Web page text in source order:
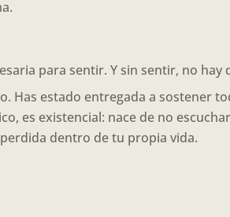
para sentir. Y sin sentir, no hay
Has estado entregada a sostener
es existencial: nace de no
dentro de tu propia vida.